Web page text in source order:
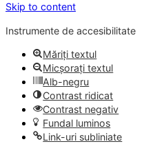
Skip to content
Instrumente de accesibilitate
Măriți textul
Micșorați textul
Alb-negru
Contrast ridicat
Contrast negativ
Fundal luminos
Link-uri subliniate